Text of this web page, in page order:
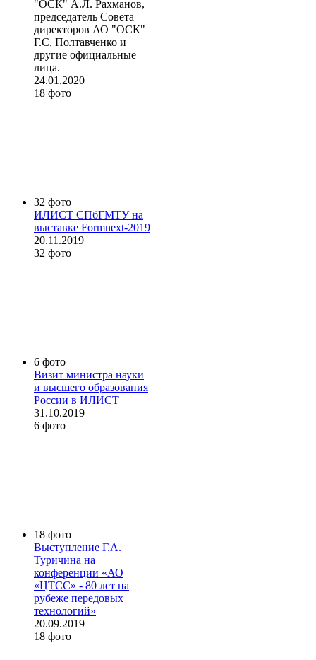
"ОСК" А.Л. Рахманов,
председатель Совета
директоров АО "ОСК"
Г.С, Полтавченко и
другие официальные
лица.
24.01.2020
18 фото
32 фото
ИЛИСТ СПбГМТУ на
выставке Formnext-2019
20.11.2019
32 фото
6 фото
Визит министра науки
и высшего образования
России в ИЛИСТ
31.10.2019
6 фото
18 фото
Выступление Г.А.
Туричина на
конференции «АО
«ЦТСС» - 80 лет на
рубеже передовых
технологий»
20.09.2019
18 фото